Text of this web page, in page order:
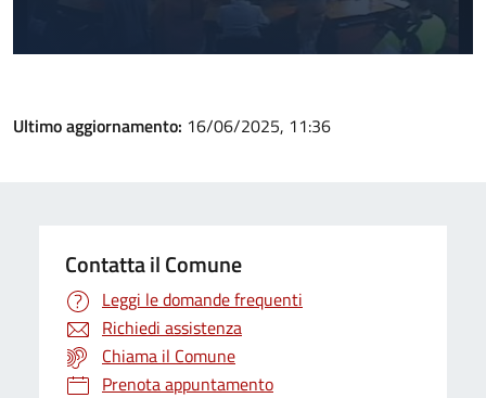
Ultimo aggiornamento: 16/06/2025, 11:36
Contatta il Comune
Leggi le domande frequenti
Richiedi assistenza
Chiama il Comune
Prenota appuntamento